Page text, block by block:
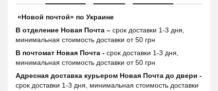
«Новой почтой» по Украине
В отделение Новая Почта – срок доставки 1-3 дня,
минимальная стоимость доставки от 50 грн
В почтомат Новая Почта - срок доставки 1-3 дня,
минимальная стоимость доставки от 50 грн
Адресная доставка курьером Новая Почта до двери -
срок доставки 1-3 дня, минимальная стоимость доставки